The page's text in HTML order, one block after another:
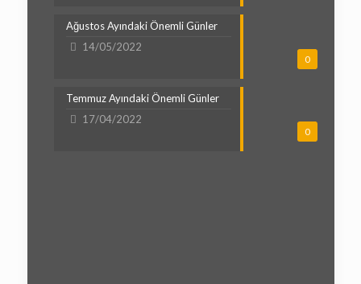
0
Ağustos Ayındaki Önemli Günler
14/05/2022
0
Temmuz Ayındaki Önemli Günler
17/04/2022